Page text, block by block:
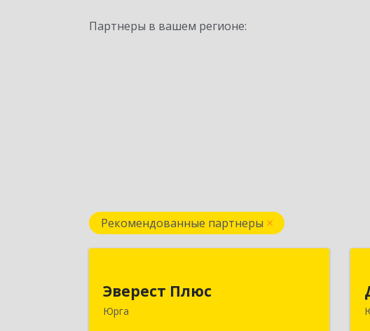
Партнеры в вашем регионе:
Рекомендованные партнеры
Эверест Плюс
Юрга
652055, Кемеровская обл, Юрга г,